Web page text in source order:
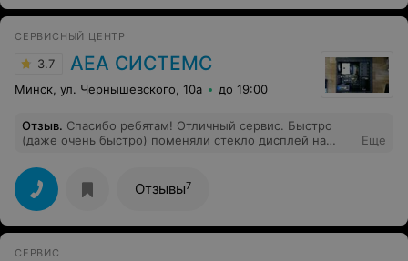
СЕРВИСНЫЙ ЦЕНТР
3.7 АЕА СИСТЕМС
Минск, ул. Чернышевского, 10а до 19:00
Отзыв. Спасибо ребятам! Отличный сервис. Быстро
(даже очень быстро) поменяли стекло дисплей на
вернул обратно! На время ремонта дали подменный
телефон. Очень приятно:-)
Еще
Отзывы7
СЕРВИС